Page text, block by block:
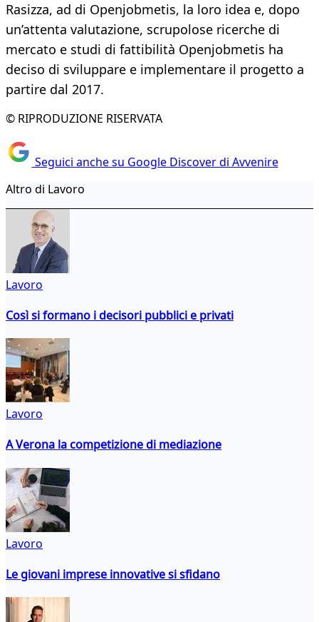
Rasizza, ad di Openjobmetis, la loro idea e, dopo
un’attenta valutazione, scrupolose ricerche di
mercato e studi di fattibilità Openjobmetis ha
deciso di sviluppare e implementare il progetto a
partire dal 2017.
© RIPRODUZIONE RISERVATA
Seguici anche su Google Discover di Avvenire
Altro di Lavoro
Lavoro
Così si formano i decisori pubblici e privati
Lavoro
A Verona la competizione di mediazione
Lavoro
Le giovani imprese innovative si sfidano